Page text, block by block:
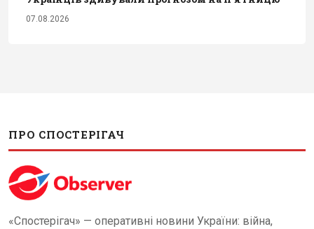
07.08.2026
ПРО СПОСТЕРІГАЧ
«Спостерігач» — оперативні новини України: війна,